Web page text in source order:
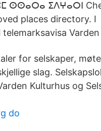
ⵙⵙⴰⵔⴰ ⵉⴷⵖⴰⵔⵏ
places directory. I
for selskaper,
slag.
Kulturhus og
do